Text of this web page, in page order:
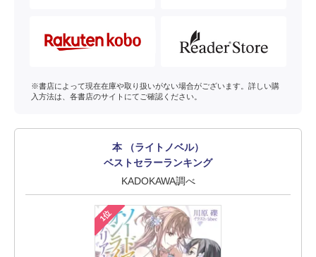
※書店によって現在在庫や取り扱いがない場合がございます。詳しい購
入方法は、各書店のサイトにてご確認ください。
本 （ライトノベル）
ベストセラーランキング
KADOKAWA調べ
1位